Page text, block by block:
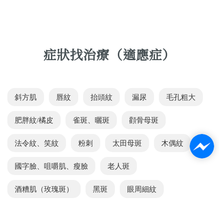
症狀找治療（適應症）
斜方肌 唇紋 抬頭紋 漏尿 毛孔粗大
肥胖紋/橘皮 雀斑、曬斑 顴骨母斑
法令紋、笑紋 粉刺 太田母斑 木偶紋
國字臉、咀嚼肌、瘦臉 老人斑
酒糟肌（玫瑰斑） 黑斑 眼周細紋